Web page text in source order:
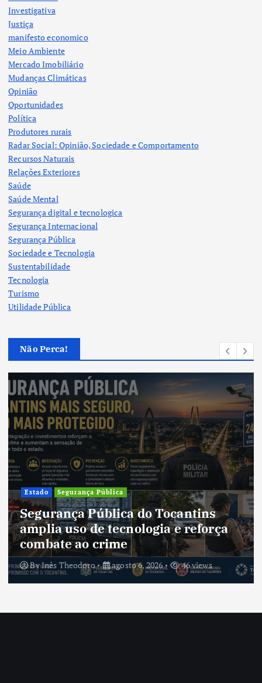
Investigativa
Justiça
manifesto economico
Meio Ambiente
Mercado Imobiliário
Mudanças Climáticas
Opinião
Oportunidades
Política
Produtores rurais
Radar Social: Opinião, Sociedade e Comportamento
Recursos Naturais
Relações Exteriores
Saúde
Saúde Mental
Segurança digital e tecnologica
Segurança Internacional
Segurança Pública
Sociedade e Tecnologia
Sustentabilidade
Tecnologia
Turismo
Utilidade Pública
Não Perca!
reforça
46 views
Cultura
Cultura do Tocantins
tradições e fortalece
um estado em constante
transformação
ByInês Theodoro agosto 5, 2026